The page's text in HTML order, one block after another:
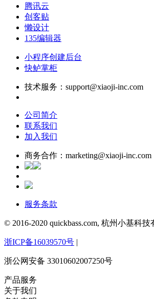
腾讯云
创客贴
懒设计
135编辑器
小程序创建后台
快鲈掌柜
技术服务：support@xiaoji-inc.com
公司简介
联系我们
加入我们
商务合作：marketing@xiaoji-inc.com
服务条款
© 2016-2020 quickbass.com, 杭州小基科
浙ICP备16039570号 |
浙公网安备 33010602007250号
产品服务
关于我们